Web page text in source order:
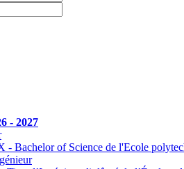
- 2027
- Bachelor of Science de l'Ecole